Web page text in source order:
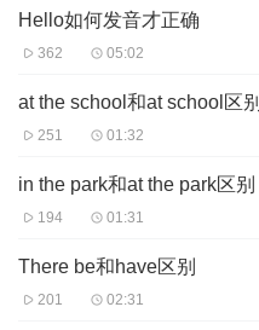
Hello如何发音才正确
362 05:02
at the school和at school区别
251 01:32
in the park和at the park区别
194 01:31
There be和have区别
201 02:31